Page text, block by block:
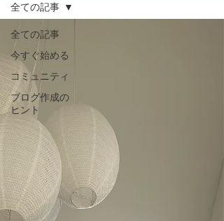
全ての記事
今すぐ始める
コミュニティ
ブログ作成の
ヒント
全ての記事